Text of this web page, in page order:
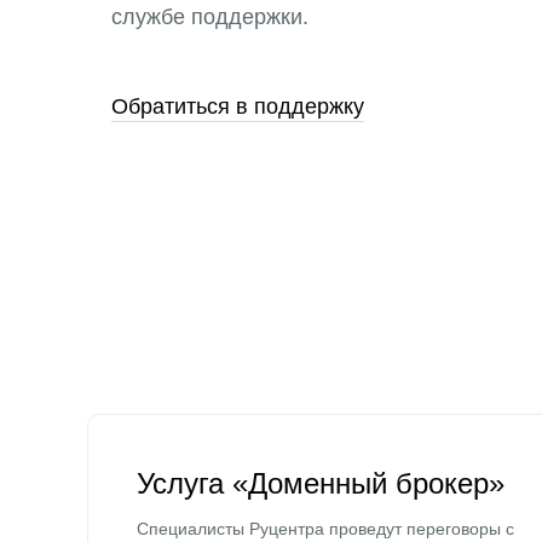
службе поддержки.
Обратиться в поддержку
Услуга «Доменный брокер»
Специалисты Руцентра проведут переговоры с